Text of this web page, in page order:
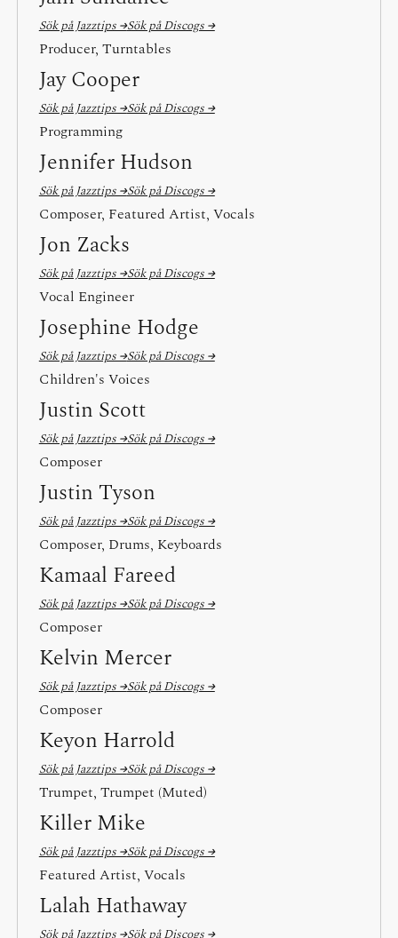
Sök på Jazztips →Sök på Discogs →
Producer, Turntables
Jay Cooper
Sök på Jazztips →Sök på Discogs →
Programming
Jennifer Hudson
Sök på Jazztips →Sök på Discogs →
Composer, Featured Artist, Vocals
Jon Zacks
Sök på Jazztips →Sök på Discogs →
Vocal Engineer
Josephine Hodge
Sök på Jazztips →Sök på Discogs →
Children's Voices
Justin Scott
Sök på Jazztips →Sök på Discogs →
Composer
Justin Tyson
Sök på Jazztips →Sök på Discogs →
Composer, Drums, Keyboards
Kamaal Fareed
Sök på Jazztips →Sök på Discogs →
Composer
Kelvin Mercer
Sök på Jazztips →Sök på Discogs →
Composer
Keyon Harrold
Sök på Jazztips →Sök på Discogs →
Trumpet, Trumpet (Muted)
Killer Mike
Sök på Jazztips →Sök på Discogs →
Featured Artist, Vocals
Lalah Hathaway